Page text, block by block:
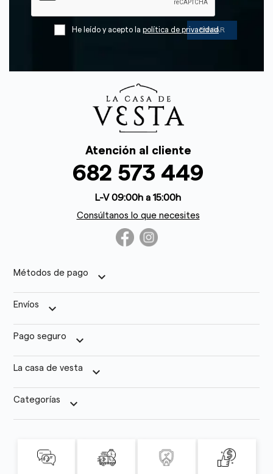
He leído y acepto la política de privacidad
Atención al cliente
682 573 449
L-V 09:00h a 15:00h
Consúltanos lo que necesites
Métodos de pago keyboard_arrow_down
Envíos keyboard_arrow_down
Pago seguro keyboard_arrow_down
La casa de vesta keyboard_arrow_down
Categorías keyboard_arrow_down